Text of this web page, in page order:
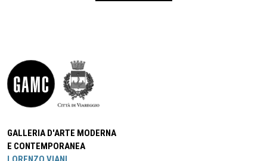
GALLERIA D'ARTE MODERNA
E CONTEMPORANEA